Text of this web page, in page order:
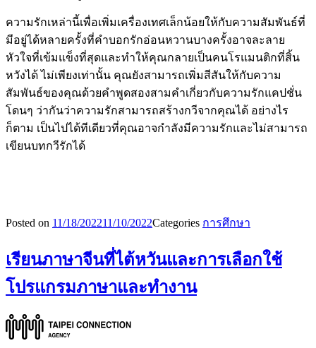
ความรักเหล่านี้เพื่อเพิ่มเครื่องเทศเล็กน้อยให้กับความสัมพันธ์ที่
มีอยู่ได้หลายครั้งที่คำบอกรักอ่อนหวานบางครั้งอาจละลาย
หัวใจที่เข้มแข็งที่สุดและทำให้คุณกลายเป็นคนโรแมนติกที่สิ้น
หวังได้ ไม่เพียงเท่านั้น คุณยังสามารถเพิ่มสีสันให้กับความ
สัมพันธ์ของคุณด้วยคำพูดสองสามคำเกี่ยวกับความรักแคปชั่น
โดนๆ ว่ากันว่าความรักสามารถสร้างกวีจากคุณได้ อย่างไร
ก็ตาม เป็นไปได้ทีเดียวที่คุณอาจกำลังมีความรักและไม่สามารถ
เขียนบทกวีรักได้
Posted on 11/18/202211/10/2022Categories การศึกษา
เรียนภาษาจีนที่ไต้หวันและการเลือกใช้
โปรแกรมภาษาและทำงาน